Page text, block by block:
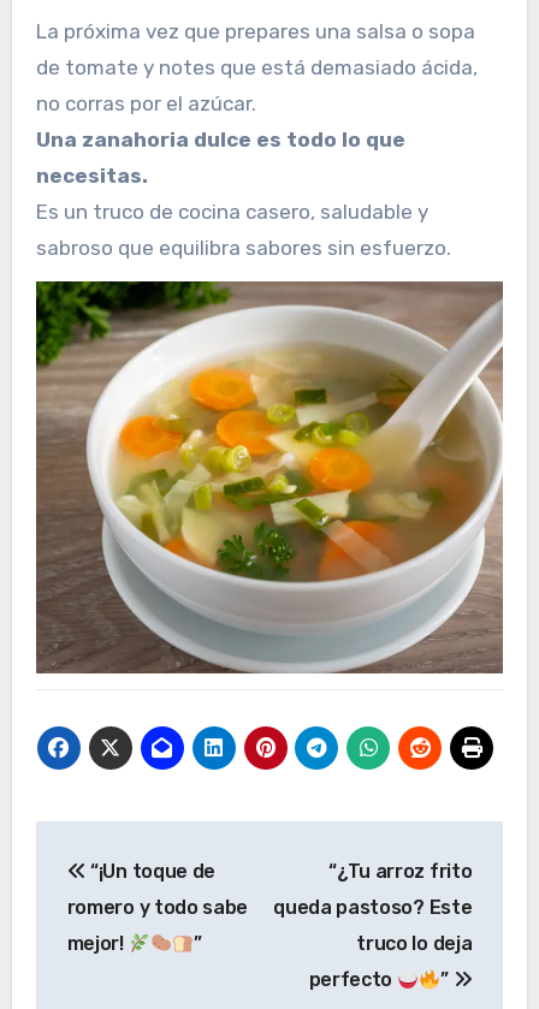
La próxima vez que prepares una salsa o sopa
de tomate y notes que está demasiado ácida,
no corras por el azúcar.
Una zanahoria dulce es todo lo que
necesitas.
Es un truco de cocina casero, saludable y
sabroso que equilibra sabores sin esfuerzo.
de
entradas
“¡Un toque de
romero y todo sabe
mejor!
”
“¿Tu arroz frito
queda pastoso? Este
truco lo deja
perfecto
”